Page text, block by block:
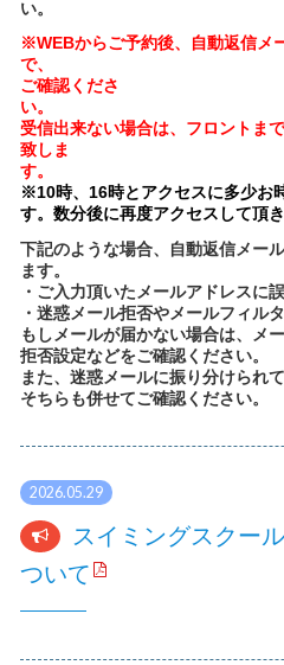
い。
※WEBからご予約後、自動返信メ
で、
ご確認くださ
受信出来ない場合は、フロントま
致しま
※10時、16時とアクセスに多少お
す。数分後に再度アクセスして頂
下記のような場合、自動返信メー
ます。
・ご入力頂いたメールアドレスに
・迷惑メール拒否やメールフィル
もしメールが届かない場合は、メ
拒否設定などをご確認ください。
また、迷惑メールに振り分けられ
そちらも併せてご確認ください。
2026.05.29
スイミングスクー
ついて